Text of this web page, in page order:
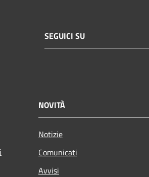
SEGUICI SU
NOVITÀ
Notizie
Comunicati
Avvisi